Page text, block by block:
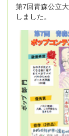
第7回青森公立
しました。